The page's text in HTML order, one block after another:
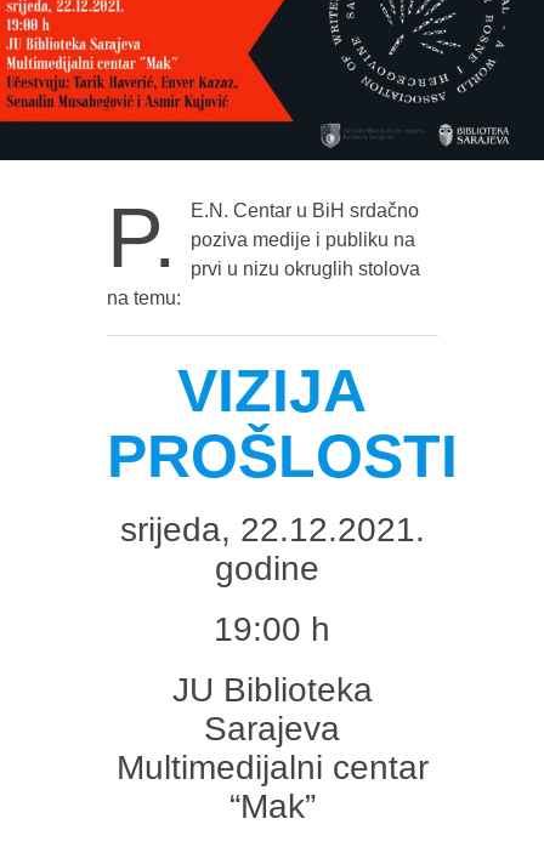
P.
E.N. Centar u BiH srdačno
poziva medije i publiku na
prvi u nizu okruglih stolova
na temu:
VIZIJA
PROŠLOSTI
srijeda, 22.12.2021.
godine
19:00 h
JU Biblioteka
Sarajeva
Multimedijalni centar
“Mak”